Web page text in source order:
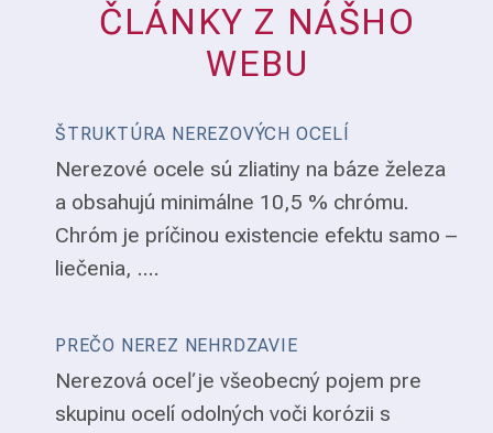
ČLÁNKY Z NÁŠHO
WEBU
ŠTRUKTÚRA NEREZOVÝCH OCELÍ
Nerezové ocele sú zliatiny na báze železa
a obsahujú minimálne 10,5 % chrómu.
Chróm je príčinou existencie efektu samo –
liečenia, ....
PREČO NEREZ NEHRDZAVIE
Nerezová oceľ je všeobecný pojem pre
skupinu ocelí odolných voči korózii s